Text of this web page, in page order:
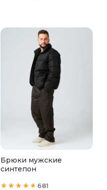
Брюки мужские
синтепон
681